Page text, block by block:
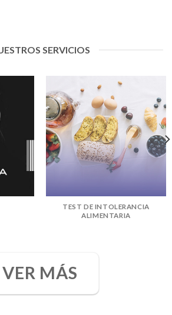
SERVICIOS
TEST DE INTOLERANCIA
ALIMENTARIA
VER MÁS